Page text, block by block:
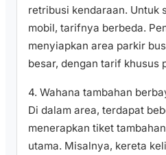
retribusi kendaraan. Untuk
mobil, tarifnya berbeda.
menyiapkan area parkir
besar, dengan tarif khusus
4. Wahana tambahan
Di dalam area, terdapat
menerapkan tiket
utama. Misalnya, kereta